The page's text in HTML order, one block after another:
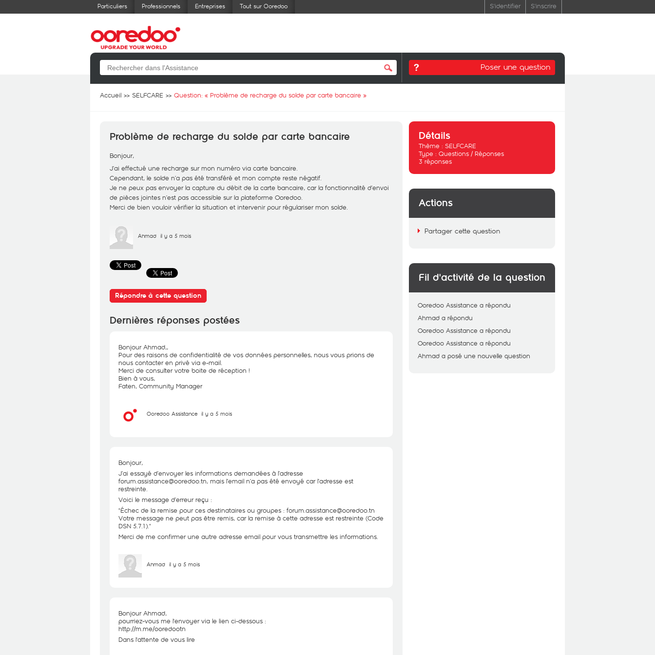
Particuliers Professionnels Entreprises Tout sur Ooredoo S'identifier S'inscrire
Poser une question
Accueil SELFCARE Question: « Problème de recharge du solde par carte bancaire »
Problème de recharge du solde par carte bancaire
Bonjour,
J’ai effectué une recharge sur mon numéro via carte bancaire.
Cependant, le solde n’a pas été transféré et mon compte reste négatif.
Je ne peux pas envoyer la capture du débit de la carte bancaire, car la fonctionnalité d’envoi
de pièces jointes n’est pas accessible sur la plateforme Ooredoo.
Merci de bien vouloir vérifier la situation et intervenir pour régulariser mon solde.
Ahmad il y a 5 mois
Répondre à cette question
Dernières réponses postées
Bonjour Ahmad,,
Pour des raisons de confidentialité de vos données personnelles, nous vous prions de
nous contacter en privé via e-mail.
Merci de consulter votre boite de réception !
Bien à vous,
Faten, Community Manager
Ooredoo Assistance il y a 5 mois
Bonjour,
J’ai essayé d’envoyer les informations demandées à l’adresse
forum.assistance@ooredoo.tn, mais l’email n’a pas été envoyé car l’adresse est
restreinte.
Voici le message d’erreur reçu :
"Échec de la remise pour ces destinataires ou groupes : forum.assistance@ooredoo.tn
Votre message ne peut pas être remis, car la remise à cette adresse est restreinte (Code
DSN 5.7.1)."
Merci de me confirmer une autre adresse email pour vous transmettre les informations.
Ahmad il y a 5 mois
Bonjour Ahmad,
pourriez-vous me l'envoyer via le lien ci-dessous :
http://m.me/ooredootn
Dans l'attente de vous lire
Détails
Thème : SELFCARE
Type : Questions / Réponses
3 réponses
Actions
Partager cette question
Fil d'activité de la question
Ooredoo Assistance a répondu
Ahmad a répondu
Ooredoo Assistance a répondu
Ooredoo Assistance a répondu
Ahmad a posé une nouvelle question